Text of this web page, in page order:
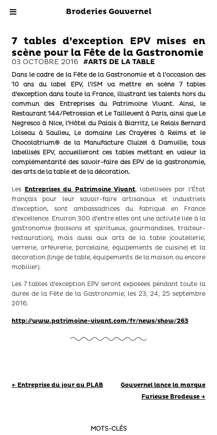
7 tables d’exception EPV mises en
scène pour la Fête de la Gastronomie
03 OCTOBRE 2016 #ARTS DE LA TABLE
Dans le cadre de la Fête de la Gastronomie et à l’occasion des
10 ans du label EPV, l’ISM va mettre en scène 7 tables
d’exception dans toute la France, illustrant les talents hors du
commun des Entreprises du Patrimoine Vivant. Ainsi, le
Restaurant 144/Petrossian et Le Taillevent à Paris, ainsi que Le
Negresco à Nice, l’Hôtel du Palais à Biarritz, Le Relais Bernard
Loiseau à Saulieu, Le domaine Les Crayères à Reims et le
Chocolatrium® de la Manufacture Cluizel à Damville, tous
labellisés EPV, accueilleront ces tables mettant en valeur la
complémentarité des savoir-faire des EPV de la gastronomie,
des arts de la table et de la décoration.
Les Entreprises du Patrimoine Vivant, labellisées par l’État
français pour leur savoir-faire artisanaux et industriels
d’exception, sont ambassadrices du fabriqué en France
d’excellence. Environ 300 d’entre elles ont une activité liée à la
gastronomie (boissons et spiritueux, gourmandises, traiteur-
restauration), mais aussi aux arts de la table (coutellerie,
verrerie, orfèvrerie, porcelaine, équipements de cuisine) et la
décoration (linge de table, équipements de la maison ou encore
mobilier).
Les 7 tables d’exception EPV seront exposées pendant toute la
durée de la Fête de la Gastronomie, les 23, 24, 25 septembre
2016.
http://www.patrimoine-vivant.com/fr/news/show/263
Navigation des articles
← Entreprise du jour au PLAB
Gouvernel lance la marque
Furieuse Brodeuse →
MOTS-CLÉS
Broderies Gouvernel